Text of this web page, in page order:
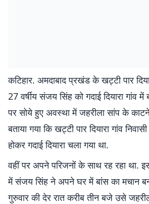
कटिहार. अमदाबाद प्रखंड के खट्टी पार
27 वर्षीय संजय सिंह को गदाई दियारा गांव
पर सोये हुए अवस्था में जहरीला सांप के
बताया गया कि खट्टी पार दियारा गांव
होकर गदाई दियारा चला गया था.
वहीं पर अपने परिजनों के साथ रह रहा था.
में संजय सिंह ने अपने घर में बांस का मचान
गुरुवार की देर रात करीब तीन बजे उसे